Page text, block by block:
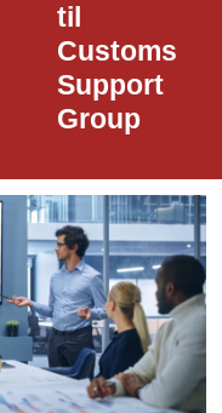
i Narvik
Havn